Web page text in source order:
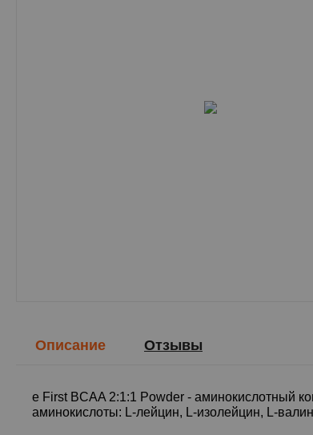
Описание Отзывы
e First BCAA 2:1:1 Powder - аминокислотный
аминокислоты: L-лейцин, L-изолейцин, L-